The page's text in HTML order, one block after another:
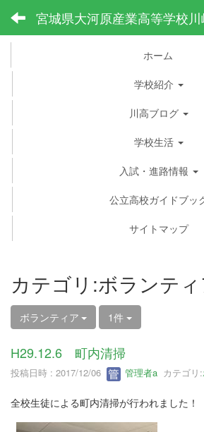
宮城県大河原産業高等学校
ホーム
学校紹介
川高ブログ
学校生活
入試・進路情報
公立高校ガイドブッ
サイトマップ
カテゴリ:ボランテ
ボランティア 1件
H29.12.6 町内清掃
投稿日時 : 2017/12/06 管理者a カテゴリ:
全校生徒による町内清掃が行われました！